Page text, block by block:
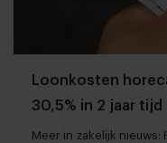
Loonkosten
30,5% in 2 jaar tijd
Meer in zakelijk